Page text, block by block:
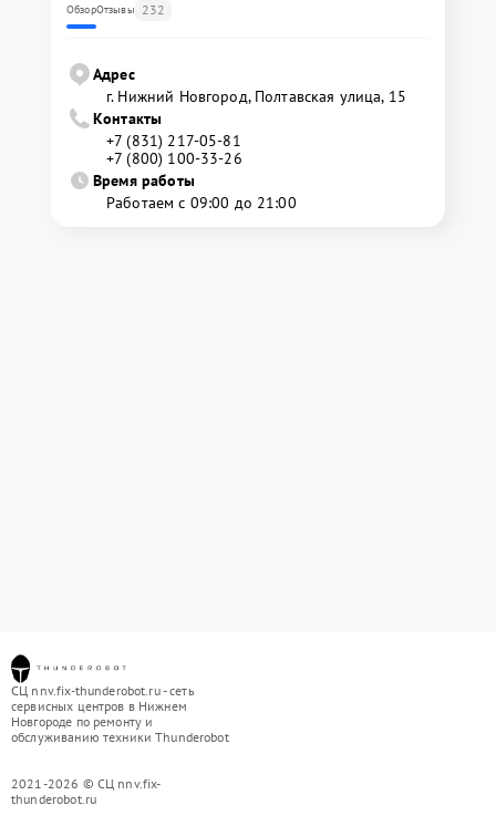
ОбзорОтзывы 232
Адрес
г. Нижний Новгород, Полтавская улица, 15
Контакты
+7 (831) 217-05-81
+7 (800) 100-33-26
Время работы
Работаем с 09:00 до 21:00
СЦ nnv.fix-thunderobot.ru - сеть
сервисных центров в Нижнем
Новгороде по ремонту и
обслуживанию техники Thunderobot
2021-2026 © СЦ nnv.fix-
thunderobot.ru